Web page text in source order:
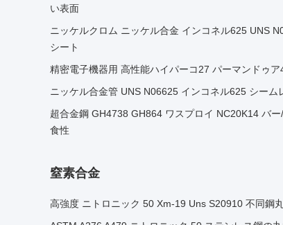
い表面
ニッケルクロム ニッケル合金 インコネル625 UNS
シート
精密電子機器用 高性能ハイパーコ27 パーマンドゥア
ニッケル合金管 UNS N06625 インコネル625 シーム
超合金鋼 GH4738 GH864 ワスプロイ NC20K14 バ
食性
窒素合金
高強度 ニトロニック 50 Xm-19 Uns S20910 不同鋼